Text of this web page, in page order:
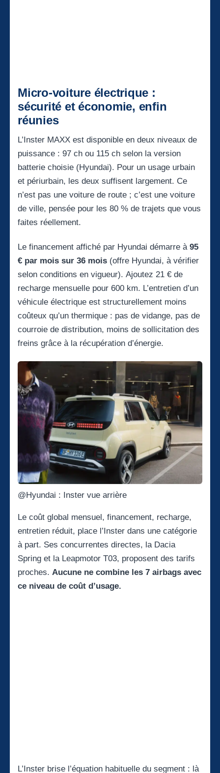
Micro-voiture électrique :
sécurité et économie, enfin
réunies
L’Inster MAXX est disponible en deux niveaux de
puissance : 97 ch ou 115 ch selon la version
batterie choisie (Hyundai). Pour un usage urbain
et périurbain, les deux suffisent largement. Ce
n’est pas une voiture de route ; c’est une voiture
de ville, pensée pour les 80 % de trajets que vous
faites réellement.
Le financement affiché par Hyundai démarre à 95
€ par mois sur 36 mois (offre Hyundai, à vérifier
selon conditions en vigueur). Ajoutez 21 € de
recharge mensuelle pour 600 km. L’entretien d’un
véhicule électrique est structurellement moins
coûteux qu’un thermique : pas de vidange, pas de
courroie de distribution, moins de sollicitation des
freins grâce à la récupération d’énergie.
@Hyundai : Inster vue arrière
Le coût global mensuel, financement, recharge,
entretien réduit, place l’Inster dans une catégorie
à part. Ses concurrentes directes, la Dacia
Spring et la Leapmotor T03, proposent des tarifs
proches. Aucune ne combine les 7 airbags avec
ce niveau de coût d’usage.
L’Inster brise l’équation habituelle du segment : là